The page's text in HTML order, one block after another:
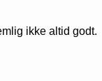
ikke altid godt.